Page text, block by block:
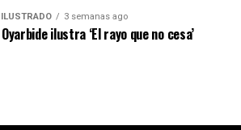
3 semanas ago
ilustra ‘El rayo que no cesa’